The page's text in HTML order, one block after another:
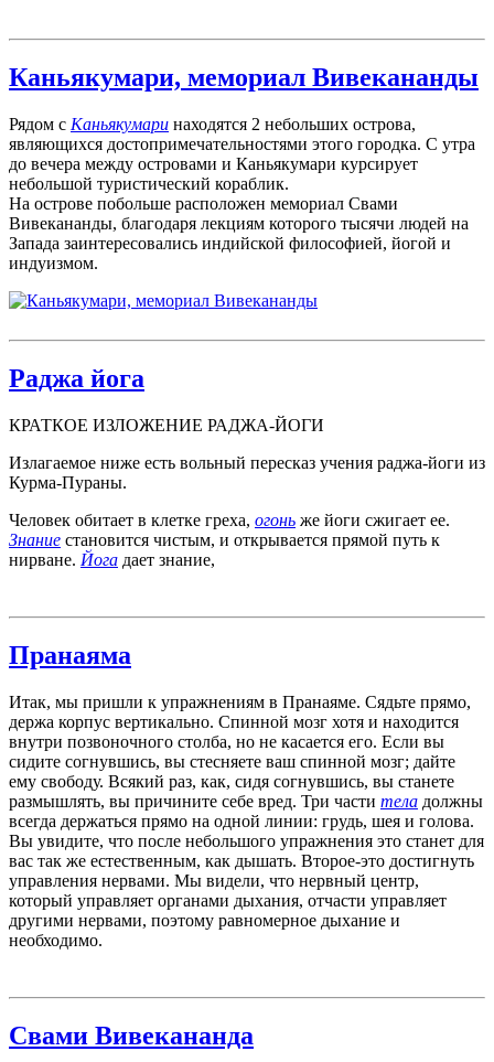
Каньякумари, мемориал Вивекананды
Рядом с Каньякумари находятся 2 небольших острова,
являющихся достопримечательностями этого городка. С утра
до вечера между островами и Каньякумари курсирует
небольшой туристический кораблик.
На острове побольше расположен мемориал Свами
Вивекананды, благодаря лекциям которого тысячи людей на
Запада заинтересовались индийской философией, йогой и
индуизмом.
Раджа йога
КРАТКОЕ ИЗЛОЖЕНИЕ РАДЖА-ЙОГИ
Излагаемое ниже есть вольный пересказ учения раджа-йоги из
Курма-Пураны.
Человек обитает в клетке греха, огонь же йоги сжигает ее.
Знание становится чистым, и открывается прямой путь к
нирване. Йога дает знание,
Пранаяма
Итак, мы пришли к упражнениям в Пранаяме. Сядьте прямо,
держа корпус вертикально. Спинной мозг хотя и находится
внутри позвоночного столба, но не касается его. Если вы
сидите согнувшись, вы стесняете ваш спинной мозг; дайте
ему свободу. Всякий раз, как, сидя согнувшись, вы станете
размышлять, вы причините себе вред. Три части тела должны
всегда держаться прямо на одной линии: грудь, шея и голова.
Вы увидите, что после небольшого упражнения это станет для
вас так же естественным, как дышать. Второе-это достигнуть
управления нервами. Мы видели, что нервный центр,
который управляет органами дыхания, отчасти управляет
другими нервами, поэтому равномерное дыхание и
необходимо.
Свами Вивекананда